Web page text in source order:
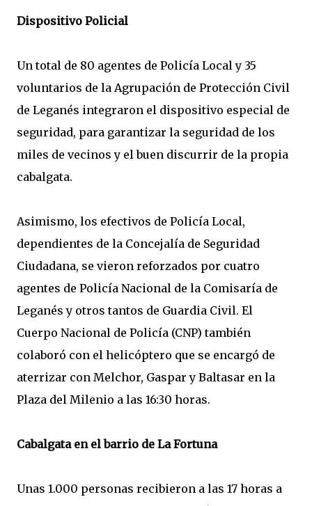
Dispositivo Policial
Un total de 80 agentes de Policía Local y 35
voluntarios de la Agrupación de Protección Civil
de Leganés integraron el dispositivo especial de
seguridad, para garantizar la seguridad de los
miles de vecinos y el buen discurrir de la propia
cabalgata.
Asimismo, los efectivos de Policía Local,
dependientes de la Concejalía de Seguridad
Ciudadana, se vieron reforzados por cuatro
agentes de Policía Nacional de la Comisaría de
Leganés y otros tantos de Guardia Civil. El
Cuerpo Nacional de Policía (CNP) también
colaboró con el helicóptero que se encargó de
aterrizar con Melchor, Gaspar y Baltasar en la
Plaza del Milenio a las 16:30 horas.
Cabalgata en el barrio de La Fortuna
Unas 1.000 personas recibieron a las 17 horas a